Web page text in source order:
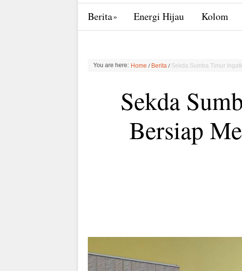
Berita Energi Hijau Kolom
You are here: Home / Berita / Sekda Sumba Timur
Sekda
Bersiap